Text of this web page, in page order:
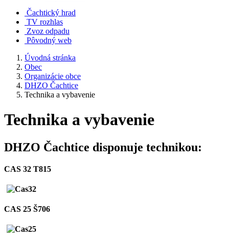
Čachtický hrad
TV rozhlas
Zvoz odpadu
Pôvodný web
Úvodná stránka
Obec
Organizácie obce
DHZO Čachtice
Technika a vybavenie
Technika a vybavenie
DHZO Čachtice disponuje technikou:
CAS 32 T815
CAS 25 Š706